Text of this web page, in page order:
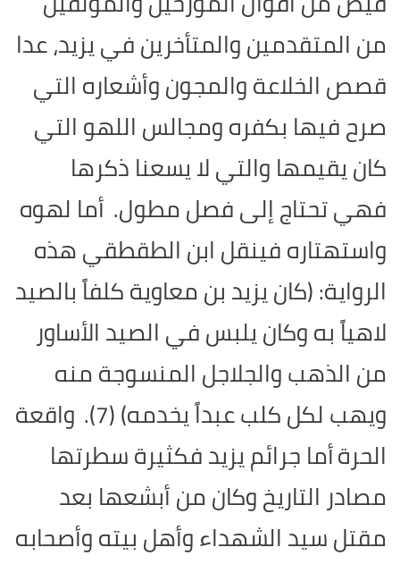
من المتقدمين والمتأخرين في يزيد، عدا
قصص الخلاعة والمجون وأشعاره التي
صرح فيها بكفره ومجالس اللهو التي
كان يقيمها والتي لا يسعنا ذكرها
فهي تحتاج إلى فصل مطول. أما لهوه
واستهتاره فينقل ابن الطقطقي هذه
الرواية: (كان يزيد بن معاوية كلفاً بالصيد
لاهياً به وكان يلبس في الصيد الأساور
من الذهب والجلاجل المنسوجة منه
ويهب لكل كلب عبداً يخدمه) (7).
واقعة
الحرةأما جرائم يزيد فكثيرة سطرتها
مصادر التاريخ وكان من أبشعها بعد
مقتل سيد الشهداء وأهل بيته وأصحابه